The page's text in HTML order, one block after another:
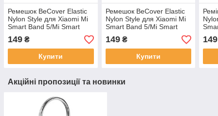
Ремешок BeCover Elastic
Nylon Style для Xiaomi Mi
Smart Band 5/Mi Smart
Band 6 Size L Red/White
(706159)
149 ₴
Купити
Ремешок BeCover Elastic
Nylon Style для Xiaomi Mi
Smart Band 5/Mi Smart
Band 6 Size M Pink
(706152)
149₴
Купити
149
Акційні пропозиції та новинки